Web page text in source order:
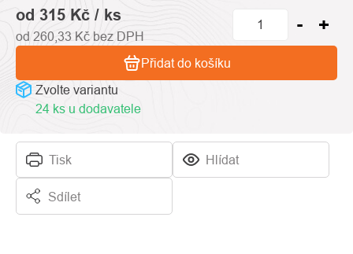
Tisk Hlídat
Sdílet
od 315 Kč / ks
od 260,33 Kč bez DPH
Zvolte variantu
24 ks u dodavatele
Přidat do košíku